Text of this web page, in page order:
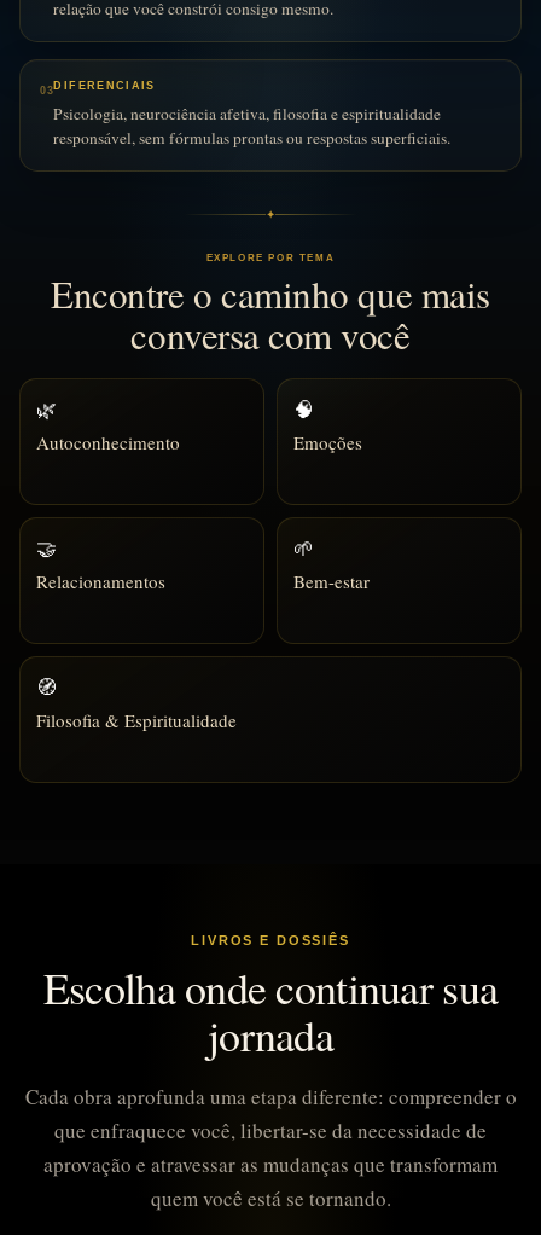
relação que você constrói consigo mesmo.
03DIFERENCIAIS
Psicologia, neurociência afetiva, filosofia e espiritualidade
responsável, sem fórmulas prontas ou respostas superficiais.
✦
EXPLORE POR TEMA
Encontre o caminho que mais
conversa com você
🌿
Autoconhecimento
🧠
Emoções
🤝
Relacionamentos
🌱
Bem-estar
🧭
Filosofia & Espiritualidade
LIVROS E DOSSIÊS
Escolha onde continuar sua
jornada
Cada obra aprofunda uma etapa diferente: compreender o
que enfraquece você, libertar-se da necessidade de
aprovação e atravessar as mudanças que transformam
quem você está se tornando.